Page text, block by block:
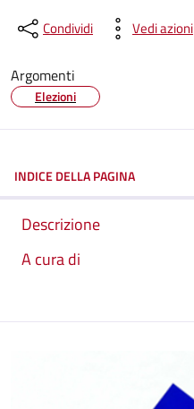
Condividi Vedi azioni
Argomenti
Elezioni
INDICE DELLA PAGINA
Descrizione
A cura di